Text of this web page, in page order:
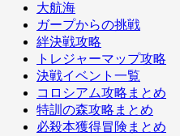
大航海
ガープからの挑戦
絆決戦攻略
トレジャーマップ攻略
決戦イベント一覧
コロシアム攻略まとめ
特訓の森攻略まとめ
必殺本獲得冒険まとめ